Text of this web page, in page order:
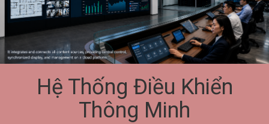
Hệ Thống Điều Khiển
Thông Minh